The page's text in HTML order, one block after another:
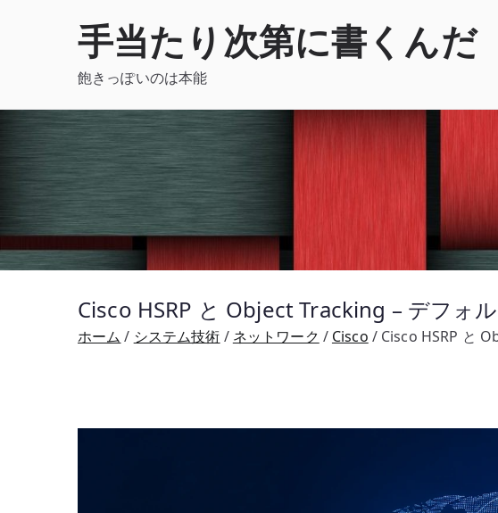
手当たり次第に書くんだ
飽きっぽいのは本能
Cisco HSRP と Object Tracking – デフォ
ホーム システム技術 ネットワーク Cisco Cisco HSRP と